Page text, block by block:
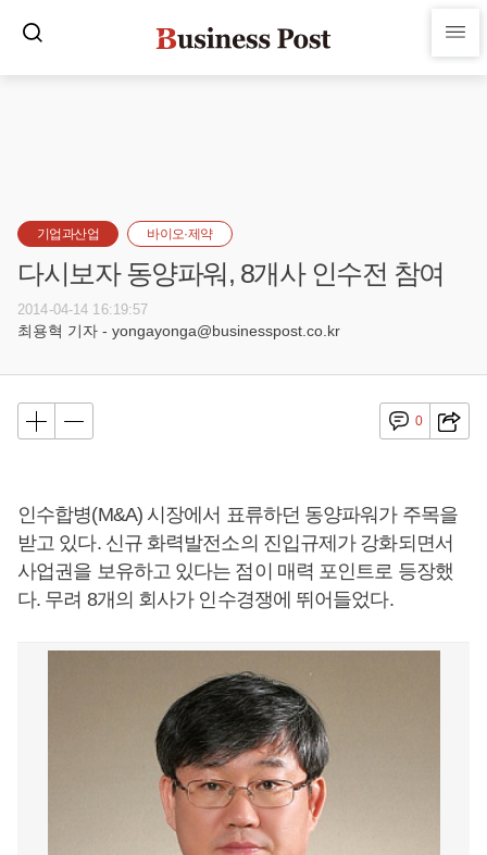
기업과산업 바이오·제약
다시보자 동양파워, 8개사 인수전 참여
2014-04-14 16:19:57
최용혁 기자 - yongayonga@businesspost.co.kr
0
인수합병(M&A) 시장에서 표류하던 동양파워가 주목을
받고 있다. 신규 화력발전소의 진입규제가 강화되면서
사업권을 보유하고 있다는 점이 매력 포인트로 등장했
다. 무려 8개의 회사가 인수경쟁에 뛰어들었다.